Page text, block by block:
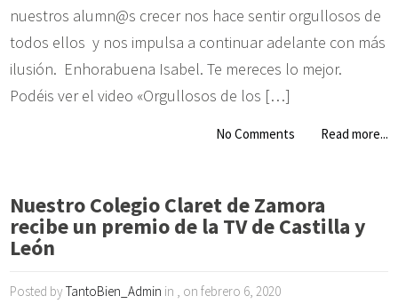
nuestros alumn@s crecer nos hace sentir orgullosos de
todos ellos y nos impulsa a continuar adelante con más
ilusión. Enhorabuena Isabel. Te mereces lo mejor.
Podéis ver el video «Orgullosos de los […]
No Comments Read more...
Nuestro Colegio Claret de Zamora
recibe un premio de la TV de Castilla y
León
Posted byTantoBien_Admin in , on febrero 6, 2020